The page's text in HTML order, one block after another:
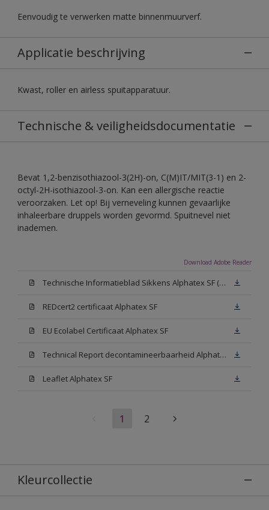
Eenvoudig te verwerken matte binnenmuurverf.
Applicatie beschrijving
Kwast, roller en airless spuitapparatuur.
Technische & veiligheidsdocumentatie
Bevat 1,2-benzisothiazool-3(2H)-on, C(M)IT/MIT(3-1) en 2-
octyl-2H-isothiazool-3-on. Kan een allergische reactie
veroorzaken. Let op! Bij verneveling kunnen gevaarlijke
inhaleerbare druppels worden gevormd. Spuitnevel niet
inademen.
Download Adobe Reader
Technische Informatieblad Sikkens Alphatex SF (PDF)
REDcert2 certificaat Alphatex SF
EU Ecolabel Certificaat Alphatex SF
Technical Report decontamineerbaarheid Alphatex SF
Leaflet Alphatex SF
1 2
Kleurcollectie